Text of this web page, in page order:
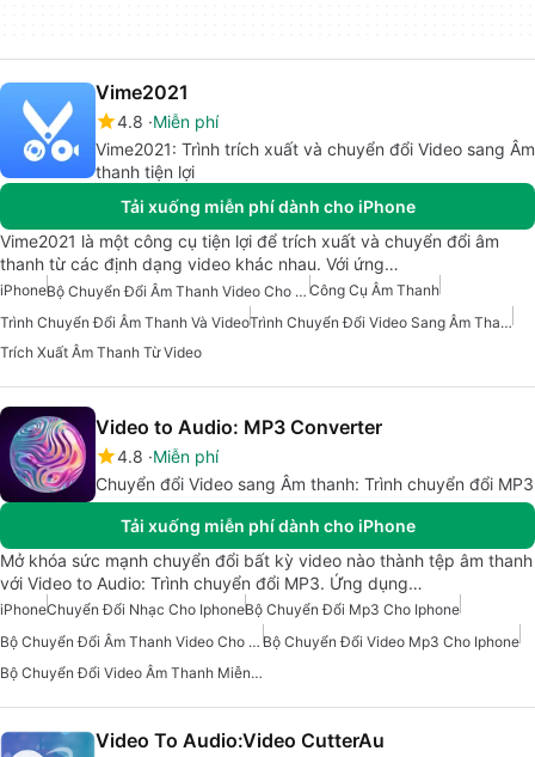
Vime2021
4.8 Miễn phí
Vime2021: Trình trích xuất và chuyển đổi Video sang Âm
thanh tiện lợi
Tải xuống miễn phí dành cho iPhone
Vime2021 là một công cụ tiện lợi để trích xuất và chuyển đổi âm
thanh từ các định dạng video khác nhau. Với ứng…
iPhone Bộ Chuyển Đổi Âm Thanh Video Cho Iphone Công Cụ Âm Thanh
Trình Chuyển Đổi Âm Thanh Và Video
Trình Chuyển Đổi Video Sang Âm Thanh
Trích Xuất Âm Thanh Từ Video
Video to Audio: MP3 Converter
4.8 Miễn phí
Chuyển đổi Video sang Âm thanh: Trình chuyển đổi MP3
Tải xuống miễn phí dành cho iPhone
Mở khóa sức mạnh chuyển đổi bất kỳ video nào thành tệp âm thanh
với Video to Audio: Trình chuyển đổi MP3. Ứng dụng…
iPhoneChuyển Đổi Nhạc Cho IphoneBộ Chuyển Đổi Mp3 Cho Iphone
Bộ Chuyển Đổi Âm Thanh Video Cho Iphone Bộ Chuyển Đổi Video Mp3 Cho Iphone
Bộ Chuyển Đổi Video Âm Thanh Miễn Phí Cho Iphone
Video To Audio:Video CutterAu